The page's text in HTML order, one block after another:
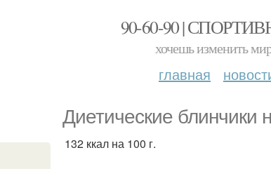
90-60-90 |
хочешь изменить
главная
Диетические блинчики
132 ккал на 100 г.